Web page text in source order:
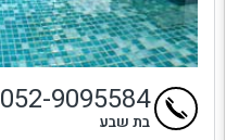
052-9095584
בת שבע